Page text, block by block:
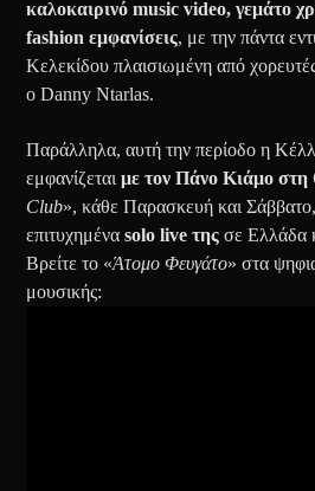
καλοκαιρινό music video, γεμάτο
fashion εμφανίσεις, με την πάντα
Κελεκίδου πλαισιωμένη από
ο Danny Ntarlas.
Παράλληλα, αυτή την περίοδο η
εμφανίζεταιμε τον Πάνο Κιάμο στη
Club», κάθε Παρασκευή και Σάββατο,
επιτυχημέναsolo live της σε Ελλάδα
Βρείτε το «Άτομο Φευγάτο» στα
μουσικής: